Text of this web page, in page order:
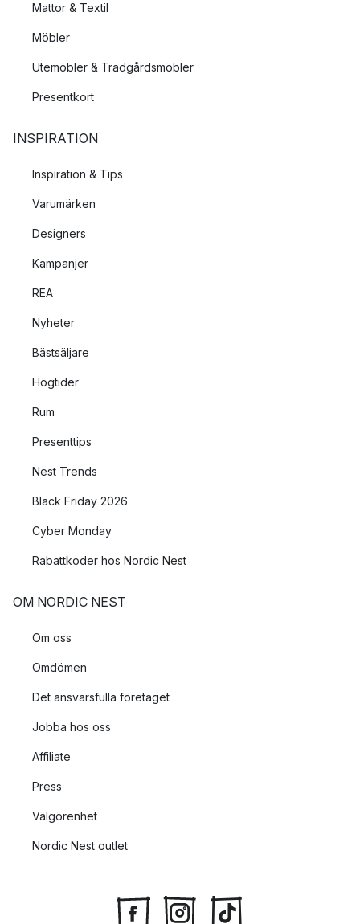
Mattor & Textil
Möbler
Utemöbler & Trädgårdsmöbler
Presentkort
INSPIRATION
Inspiration & Tips
Varumärken
Designers
Kampanjer
REA
Nyheter
Bästsäljare
Högtider
Rum
Presenttips
Nest Trends
Black Friday 2026
Cyber Monday
Rabattkoder hos Nordic Nest
OM NORDIC NEST
Om oss
Omdömen
Det ansvarsfulla företaget
Jobba hos oss
Affiliate
Press
Välgörenhet
Nordic Nest outlet